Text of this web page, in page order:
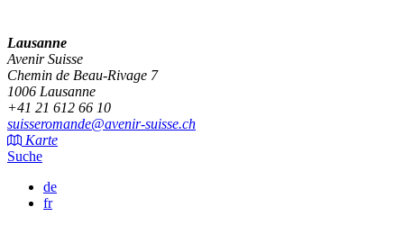
Lausanne
Avenir Suisse
Chemin de Beau-Rivage 7
1006 Lausanne
+41 21 612 66 10
suisseromande@avenir-suisse.ch
Karte
Suche
de
fr